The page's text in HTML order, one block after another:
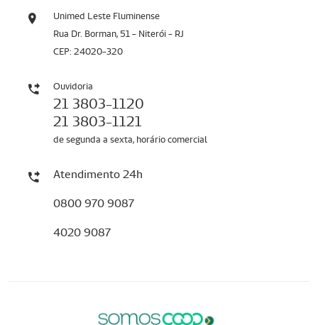
Unimed Leste Fluminense
Rua Dr. Borman, 51 - Niterói - RJ
CEP: 24020-320
Ouvidoria
21 3803-1120
21 3803-1121
de segunda a sexta, horário comercial
Atendimento 24h
0800 970 9087
4020 9087